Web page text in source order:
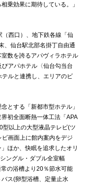
乗効果に期待している。」
西口）、地下鉄各線「仙
、仙台駅北部名掛丁自由通
数を誇るアパヴィラホテル
アパホテル〈仙台勾当台
ルと連携し、エリアのビ
とする「新都市型ホテル」
初全面断熱一体工法「APA
型以上の大型液晶テレビ(ツ
画面上に館内案内をデジ
ほか、快眠を追求したオリ
ングル・ダブル全室幅
の浴槽より20％節水可能
ス(卵型浴槽、定量止水